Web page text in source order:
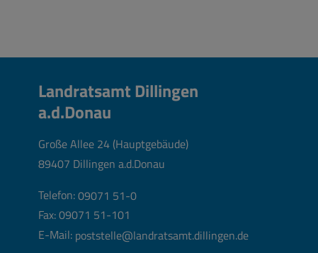
Landratsamt Dillingen
a.d.Donau
Große Allee 24 (Hauptgebäude)
89407 Dillingen a.d.Donau
Telefon:09071 51-0
Fax: 09071 51-101
E-Mail: poststelle@landratsamt.dillingen.de